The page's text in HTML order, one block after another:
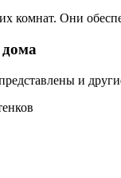
комнат. Они
и